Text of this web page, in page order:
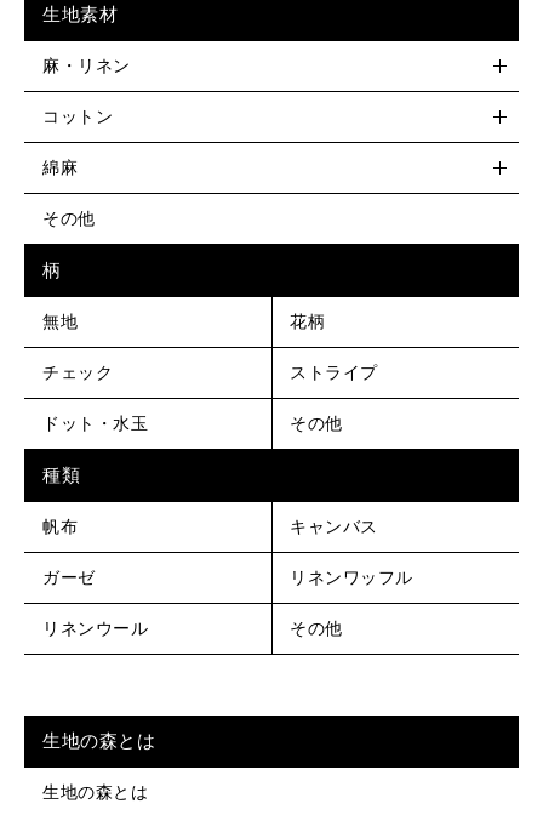
生地素材
麻・リネン
コットン
綿麻
その他
柄
無地 花柄
チェック ストライプ
ドット・水玉 その他
種類
帆布 キャンバス
ガーゼ リネンワッフル
リネンウール その他
生地の森とは
生地の森とは